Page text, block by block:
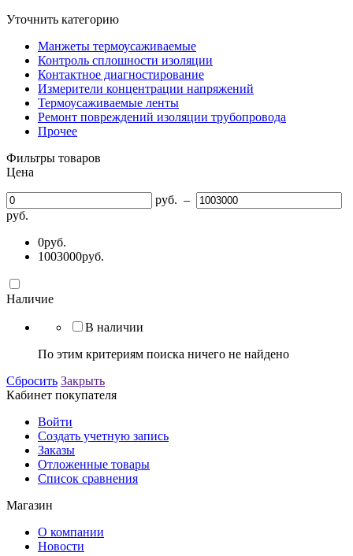
Уточнить категорию
Манжеты термоусаживаемые
Контроль сплошности изоляции
Контактное диагностирование
Измерители концентрации напряжений
Термоусаживаемые ленты
Ремонт повреждений изоляции трубопровода
Прочее
Фильтры товаров
Цена
руб. –
руб.
0руб.
1003000руб.
Наличие
В наличии
По этим критериям поиска ничего не найдено
Сбросить Закрыть
Кабинет покупателя
Войти
Создать учетную запись
Заказы
Отложенные товары
Список сравнения
Магазин
О компании
Новости